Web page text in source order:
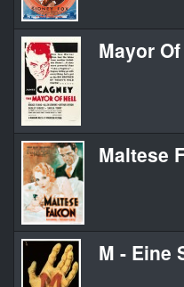
Mayor
Maltese
M - Eine